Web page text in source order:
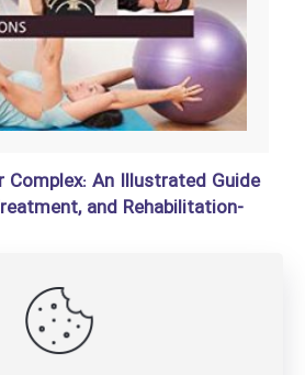
Complex: An Illustrated Guide
and Rehabilitation-